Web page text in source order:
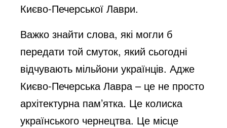
Києво-Печерської Лаври.
Важко знайти слова, які могли б
передати той смуток, який сьогодні
відчувають мільйони українців. Адже
Києво-Печерська Лавра – це не просто
архітектурна пам’ятка. Це колиска
українського чернецтва. Це місце